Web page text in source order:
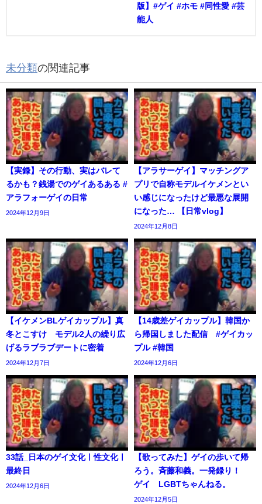
版】#ゲイ #ホモ #同性愛 #芸
能人
未分類の関連記事
【実録】その行動、実はバレて
るかも？銭湯でのゲイあるある #
アラフォーゲイの日常
2024年12月9日
【アラサーゲイ】マッチングア
プリで自称モデルイケメンとい
い感じになったけど最悪な展開
になった… 【日常vlog】
2024年12月8日
【イケメンBLゲイカップル】真
冬とこすけ モデル2人の繰り広
げるラブラブデートに密着
2024年12月7日
【14歳差ゲイカップル】韓国か
ら帰国しました配信 #ゲイカッ
プル #韓国
2024年12月6日
33話_日本のゲイ文化ㅣ性文化ㅣ
最終日
2024年12月6日
【歌ってみた】ゲイの歩いて帰
ろう。斉藤和義。一発録り！
ゲイ LGBTちゃんねる。
2024年12月5日